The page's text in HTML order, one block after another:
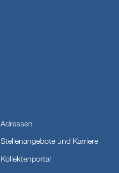
Adressen
Stellenangebote und Karriere
Kollektenportal